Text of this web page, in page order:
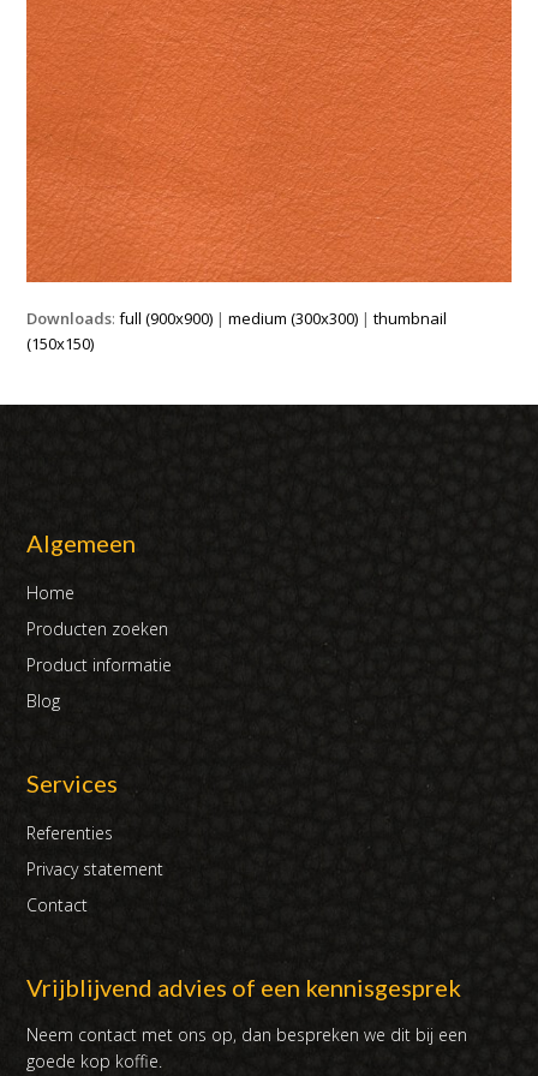
Downloads:full (900x900) |medium (300x300) |thumbnail
(150x150)
Algemeen
Home
Producten zoeken
Product informatie
Blog
Services
Referenties
Privacy statement
Contact
Vrijblijvend advies of een kennisgesprek
Neem contact met ons op, dan bespreken we dit bij een
goede kop koffie.